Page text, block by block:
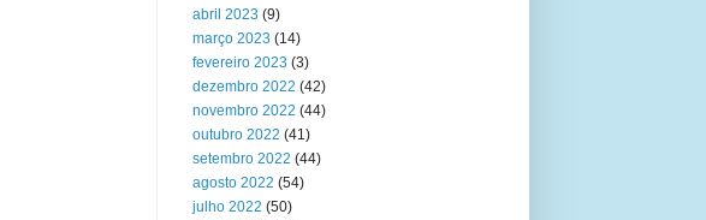
abril 2023 (9)
março 2023 (14)
fevereiro 2023 (3)
dezembro 2022 (42)
novembro 2022 (44)
outubro 2022 (41)
setembro 2022 (44)
agosto 2022 (54)
julho 2022 (50)